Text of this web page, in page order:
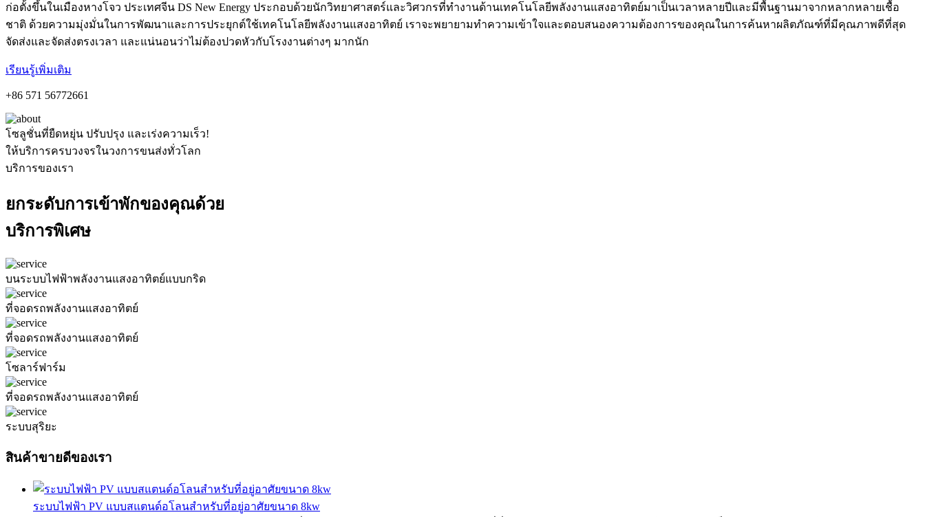
ก่อตั้งขึ้นในเมืองหางโจว ประเทศจีน DS New Energy ประกอบด้วยนักวิทยาศาสตร์และวิศวกรที่ทำงานด้านเทคโนโลยีพลังงานแสงอาทิตย์มาเป็นเวลาหลายปีและมีพื้นฐานมาจากหลากหลายเชื้อ
ชาติ ด้วยความมุ่งมั่นในการพัฒนาและการประยุกต์ใช้เทคโนโลยีพลังงานแสงอาทิตย์ เราจะพยายามทำความเข้าใจและตอบสนองความต้องการของคุณในการค้นหาผลิตภัณฑ์ที่มีคุณภาพดีที่สุด
จัดส่งและจัดส่งตรงเวลา และแน่นอนว่าไม่ต้องปวดหัวกับโรงงานต่างๆ มากนัก
เรียนรู้เพิ่มเติม
+86 571 56772661
โซลูชั่นที่ยืดหยุ่น ปรับปรุง และเร่งความเร็ว!
ให้บริการครบวงจรในวงการขนส่งทั่วโลก
บริการของเรา
ยกระดับการเข้าพักของคุณด้วย
บริการพิเศษ
บนระบบไฟฟ้าพลังงานแสงอาทิตย์แบบกริด
ที่จอดรถพลังงานแสงอาทิตย์
ที่จอดรถพลังงานแสงอาทิตย์
โซลาร์ฟาร์ม
ที่จอดรถพลังงานแสงอาทิตย์
ระบบสุริยะ
สินค้าขายดีของเรา
ระบบไฟฟ้า PV แบบสแตนด์อโลนสำหรับที่อยู่อาศัยขนาด 8kw